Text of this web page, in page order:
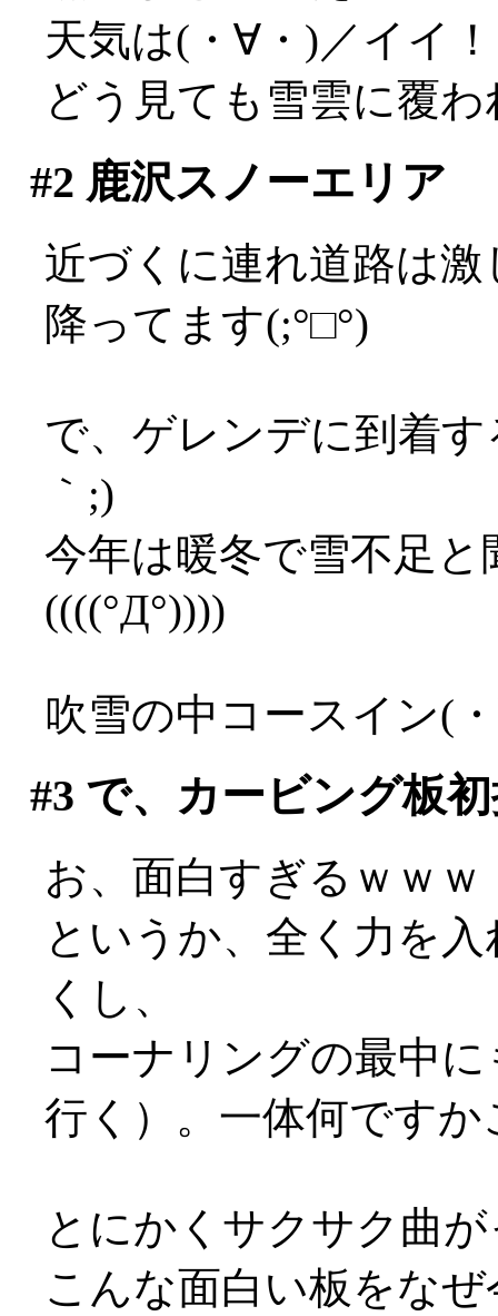
天気は(・∀・)／イイ
どう見ても雪雲に覆
#2 鹿沢スノーエリア
近づくに連れ道路は
降ってます(;°□°)
で、ゲレンデに到着
｀;)
今年は暖冬で雪不足
((((°Д°))))
吹雪の中コースイン(
#3 で、カービング板
お、面白すぎるｗｗｗ
というか、全く力を
くし、
コーナリングの最中
行く）。一体何ですか
とにかくサクサク曲
こんな面白い板をな